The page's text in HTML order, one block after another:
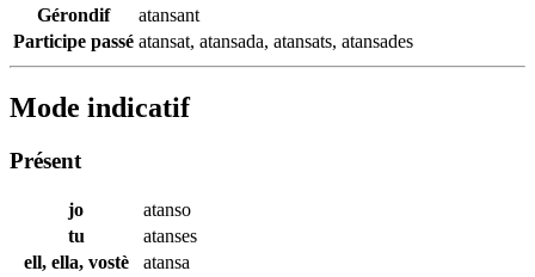
Gérondif
atansant
Participe passé atansat, atansada, atansats, atansades
Mode indicatif
Présent
jo
atanso
tu
atanses
ell, ella, vostè
atansa